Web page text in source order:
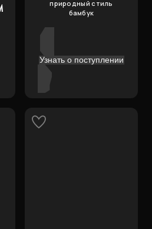
природный стиль
бамбук
Узнать о поступлении